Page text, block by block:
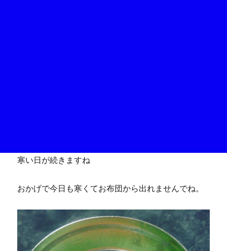
寒い日が続きますね
おかげで今日も寒くてお布団から出れませんでね。